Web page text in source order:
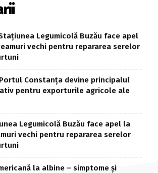
Legumicolă Buzău face apel
vechi pentru repararea serelor
Portul Constanța devine principalul
pentru exporturile agricole ale
Legumicolă Buzău face apel la
vechi pentru repararea serelor
la albine – simptome și